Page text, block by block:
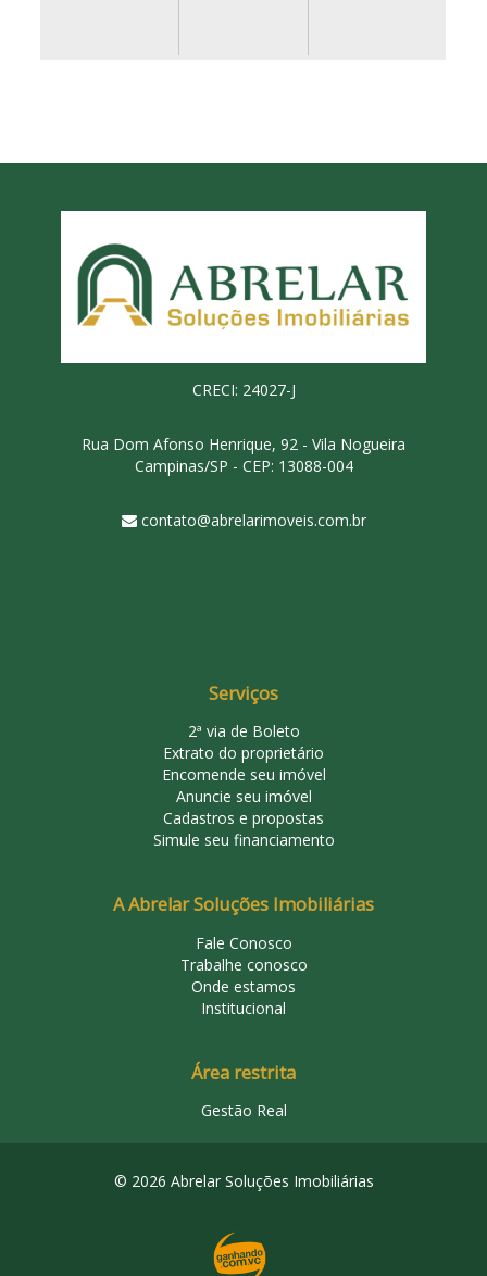
CRECI: 24027-J
Rua Dom Afonso Henrique, 92 - Vila Nogueira
Campinas/SP - CEP: 13088-004
contato@abrelarimoveis.com.br
Serviços
2ª via de Boleto
Extrato do proprietário
Encomende seu imóvel
Anuncie seu imóvel
Cadastros e propostas
Simule seu financiamento
A Abrelar Soluções Imobiliárias
Fale Conosco
Trabalhe conosco
Onde estamos
Institucional
Área restrita
Gestão Real
© 2026 Abrelar Soluções Imobiliárias